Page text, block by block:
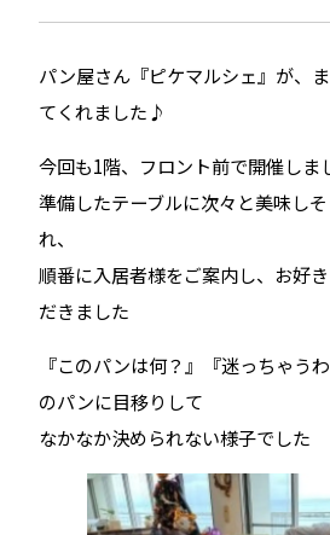
パン屋さん『ピケマルシェ』が、
てくれました♪
今回も1階、フロント前で開催しま
準備したテーブルに次々と美味し
れ、
順番に入居者様をご案内し、お好
だきました
『このパンは何？』『迷っちゃう
のパンに目移りして
なかなか決められない様子でした